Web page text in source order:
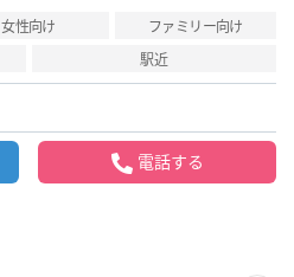
女性向け
ファミリー向け
駅近
電話する